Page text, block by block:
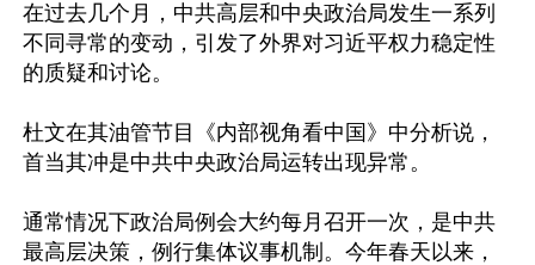
在过去几个月，中共高层和中央政治局发生一系列
不同寻常的变动，引发了外界对习近平权力稳定性
的质疑和讨论。
杜文在其油管节目《内部视角看中国》中分析说，
首当其冲是中共中央政治局运转出现异常。
通常情况下政治局例会大约每月召开一次，是中共
最高层决策，例行集体议事机制。今年春天以来，